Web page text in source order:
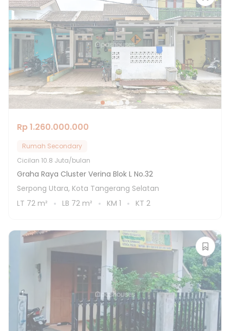
Rp 1.260.000.000
Rumah Secondary
Cicilan 10.8 Juta/bulan
Graha Raya Cluster Verina Blok L No.32
Serpong Utara, Kota Tangerang Selatan
LT 72 m² LB 72 m² KM 1 KT 2